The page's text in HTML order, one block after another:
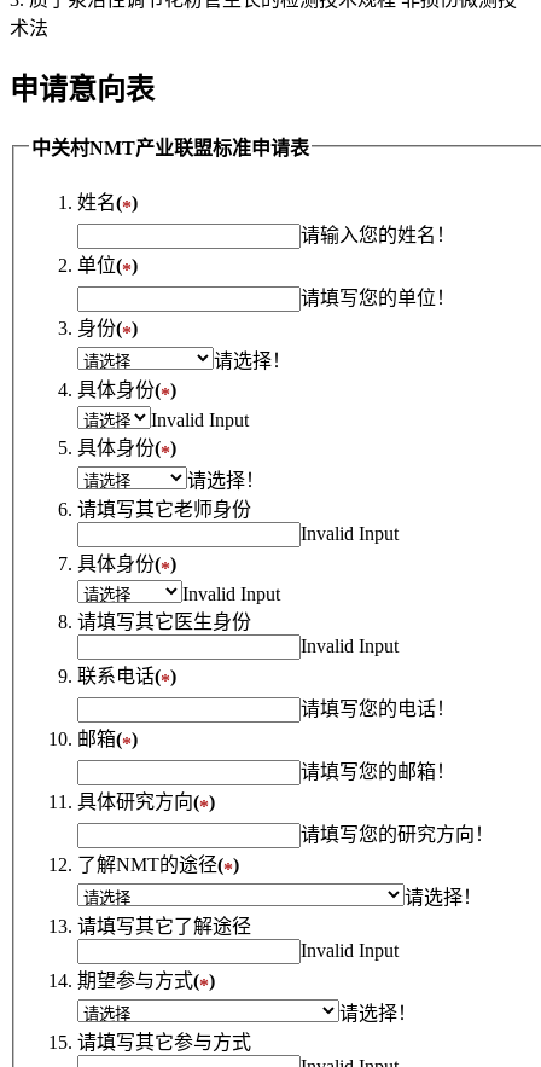
术法
申请意向表
中关村NMT产业联盟标准申请表
姓名(*)
请输入您的姓名！
单位(*)
请填写您的单位！
身份(*)
请选择！
具体身份(*)
Invalid Input
具体身份(*)
请选择！
请填写其它老师身份
Invalid Input
具体身份(*)
Invalid Input
请填写其它医生身份
Invalid Input
联系电话(*)
请填写您的电话！
邮箱(*)
请填写您的邮箱！
具体研究方向(*)
请填写您的研究方向！
了解NMT的途径(*)
请选择！
请填写其它了解途径
Invalid Input
期望参与方式(*)
请选择！
请填写其它参与方式